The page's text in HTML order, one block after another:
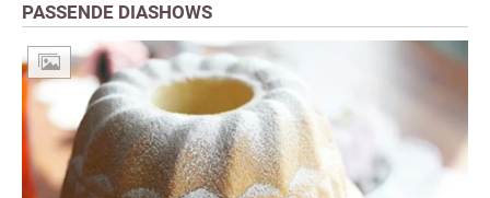
PASSENDE DIASHOWS